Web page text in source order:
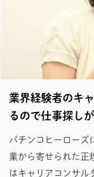
業界経験者のキ
るので仕事探し
パチンコヒーローズ
業から寄せられた正
はキャリアコンサル